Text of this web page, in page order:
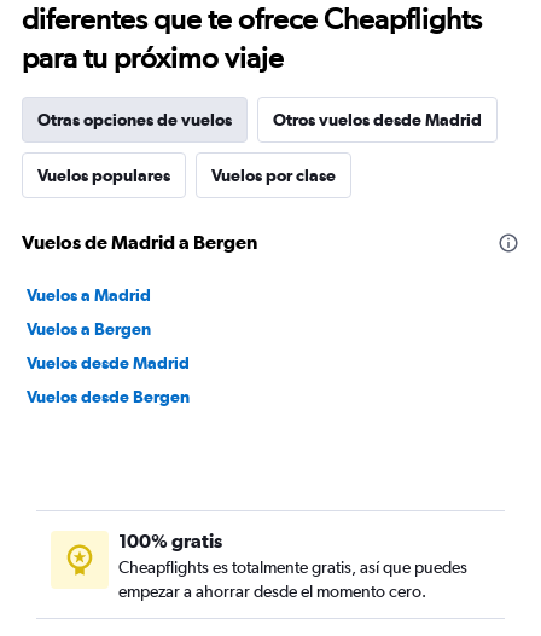
diferentes que te ofrece Cheapflights
para tu próximo viaje
Otras opciones de vuelos Otros vuelos desde Madrid
Vuelos populares Vuelos por clase
Vuelos de Madrid a Bergen
Vuelos a Madrid
Vuelos a Bergen
Vuelos desde Madrid
Vuelos desde Bergen
100% gratis
Cheapflights es totalmente gratis, así que puedes
empezar a ahorrar desde el momento cero.